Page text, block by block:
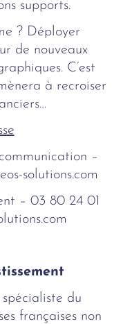
supports.
? Déployer
de nouveaux
C’est
à recroiser
–
solutions.com
– 03 80 24 01
du
françaises non